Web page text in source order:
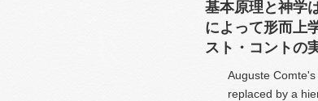
基本原理と神学
によって形而上
スト・コントの
Auguste
replaced by a